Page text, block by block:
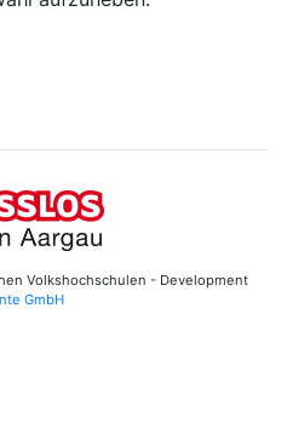
Volkshochschulen - Development
GmbH